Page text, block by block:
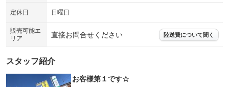
定休日 日曜日
販売可能エ
リア
直接お問合せください 陸送費について聞く
スタッフ紹介
お客様第１です☆